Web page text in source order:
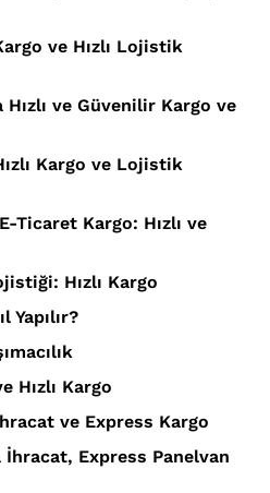
ve Hızlı Lojistik
Hızlı ve Güvenilir Kargo ve
Kargo ve Lojistik
Ticaret Kargo: Hızlı ve
Hızlı Kargo
Yapılır?
Hızlı Kargo
ve Express Kargo
İhracat, Express Panelvan